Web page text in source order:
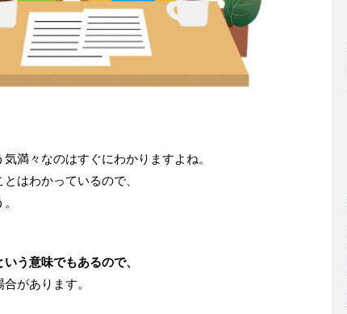
満々なのはすぐにわかりますよね。
はわかっているので、
う意味でもあるので、
があります。